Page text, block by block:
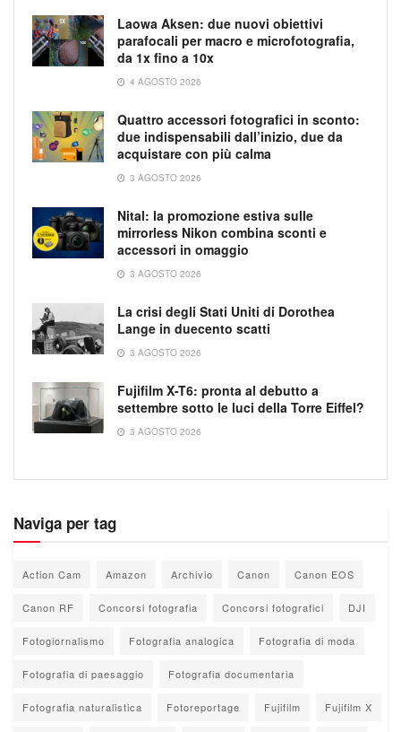
Laowa Aksen: due nuovi obiettivi
parafocali per macro e microfotografia,
da 1x fino a 10x
4 AGOSTO 2026
Quattro accessori fotografici in sconto:
due indispensabili dall’inizio, due da
acquistare con più calma
3 AGOSTO 2026
Nital: la promozione estiva sulle
mirrorless Nikon combina sconti e
accessori in omaggio
3 AGOSTO 2026
La crisi degli Stati Uniti di Dorothea
Lange in duecento scatti
3 AGOSTO 2026
Fujifilm X-T6: pronta al debutto a
settembre sotto le luci della Torre Eiffel?
3 AGOSTO 2026
Naviga per tag
Action Cam Amazon Archivio Canon Canon EOS
Canon RF Concorsi fotografia Concorsi fotografici DJI
Fotogiornalismo Fotografia analogica Fotografia di moda
Fotografia di paesaggio Fotografia documentaria
Fotografia naturalistica Fotoreportage Fujifilm Fujifilm X